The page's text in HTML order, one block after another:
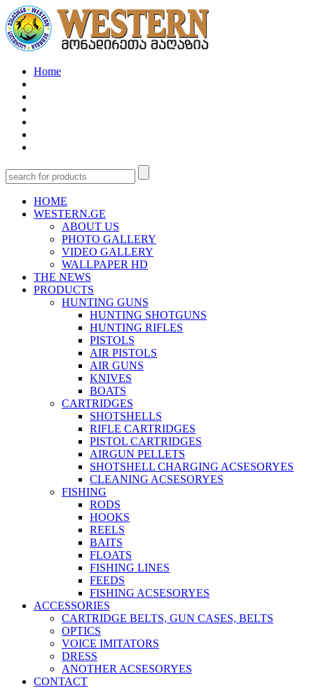
Home
HOME
WESTERN.GE
ABOUT US
PHOTO GALLERY
VIDEO GALLERY
WALLPAPER HD
THE NEWS
PRODUCTS
HUNTING GUNS
HUNTING SHOTGUNS
HUNTING RIFLES
PISTOLS
AIR PISTOLS
AIR GUNS
KNIVES
BOATS
CARTRIDGES
SHOTSHELLS
RIFLE CARTRIDGES
PISTOL CARTRIDGES
AIRGUN PELLETS
SHOTSHELL CHARGING ACSESORYES
CLEANING ACSESORYES
FISHING
RODS
HOOKS
REELS
BAITS
FLOATS
FISHING LINES
FEEDS
FISHING ACSESORYES
ACCESSORIES
CARTRIDGE BELTS, GUN CASES, BELTS
OPTICS
VOICE IMITATORS
DRESS
ANOTHER ACSESORYES
CONTACT